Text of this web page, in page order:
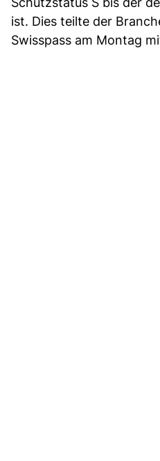
ist. Dies teilte der
Swisspass am Montag